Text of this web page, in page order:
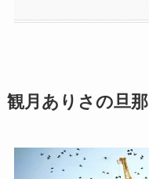
観月ありさの旦那